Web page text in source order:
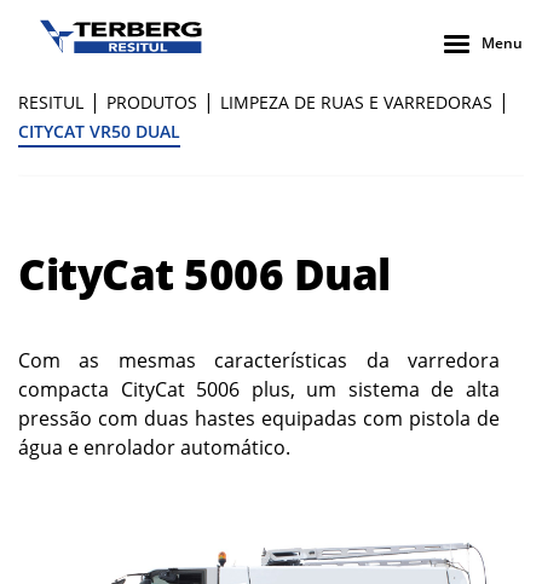
Menu
RESITUL | PRODUTOS | LIMPEZA DE RUAS E VARREDORAS |
CITYCAT VR50 DUAL
CityCat 5006 Dual
Com as mesmas características da varredora
compacta CityCat 5006 plus, um sistema de alta
pressão com duas hastes equipadas com pistola de
água e enrolador automático.